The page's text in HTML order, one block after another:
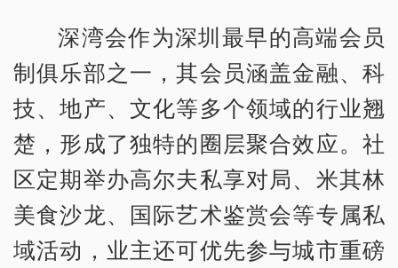
深湾会作为深圳最早的高端会员
制俱乐部之一，其会员涵盖金融、科
技、地产、文化等多个领域的行业翘
楚，形成了独特的圈层聚合效应。社
区定期举办高尔夫私享对局、米其林
美食沙龙、国际艺术鉴赏会等专属私
域活动，业主还可优先参与城市重磅